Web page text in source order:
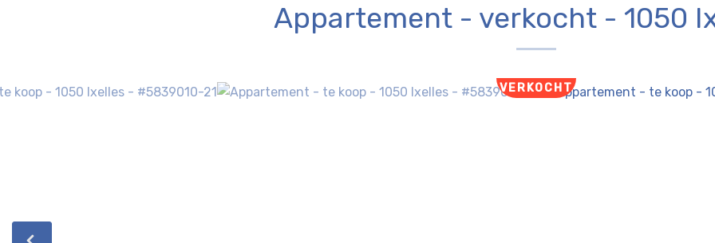
Appartement - verkocht - 1050
VERKOCHT